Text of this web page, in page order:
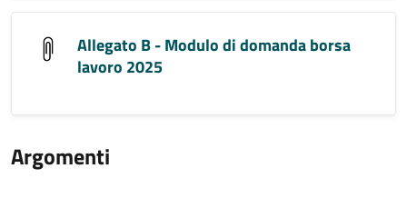
Allegato B - Modulo di domanda borsa
lavoro 2025
Argomenti